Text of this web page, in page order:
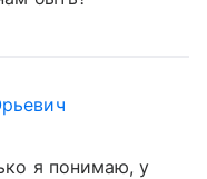
я понимаю, у